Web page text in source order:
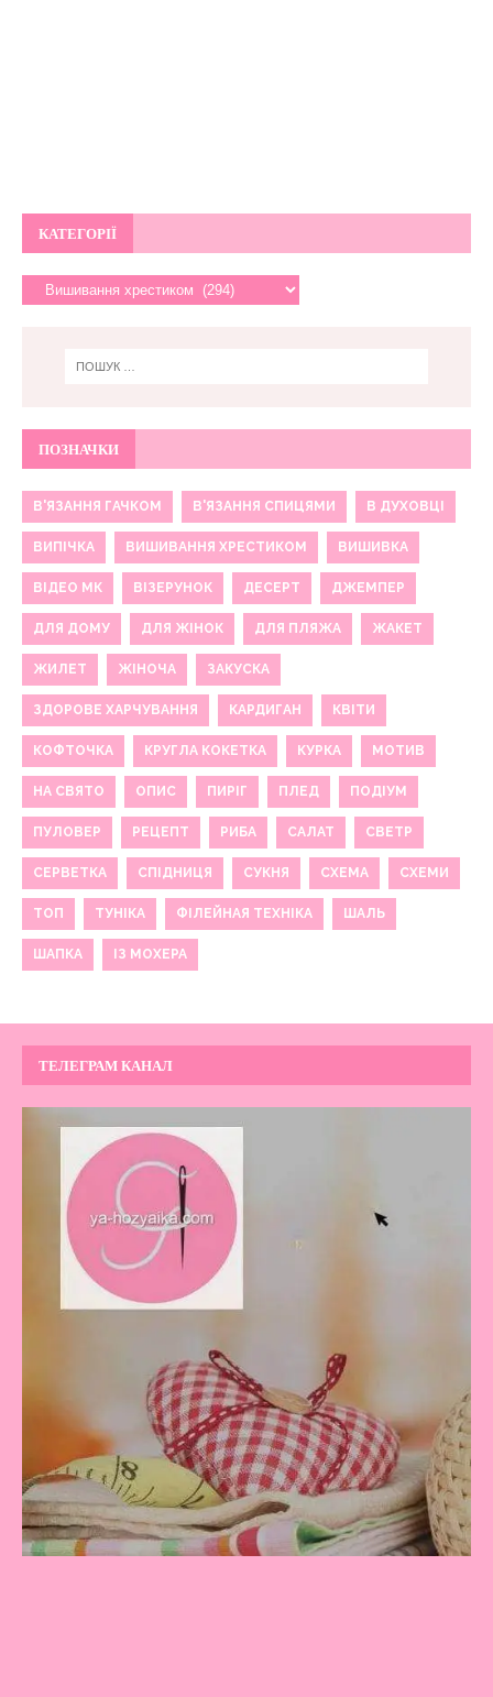
КАТЕГОРІЇ
ПОЗНАЧКИ
В'ЯЗАННЯ ГАЧКОМ В'ЯЗАННЯ СПИЦЯМИ В ДУХОВЦІ
ВИПІЧКА ВИШИВАННЯ ХРЕСТИКОМ ВИШИВКА
ВІДЕО МК ВІЗЕРУНОК ДЕСЕРТ ДЖЕМПЕР
ДЛЯ ДОМУ ДЛЯ ЖІНОК ДЛЯ ПЛЯЖА ЖАКЕТ
ЖИЛЕТ ЖІНОЧА ЗАКУСКА
ЗДОРОВЕ ХАРЧУВАННЯ КАРДИГАН КВІТИ
КОФТОЧКА КРУГЛА КОКЕТКА КУРКА МОТИВ
НА СВЯТО ОПИС ПИРІГ ПЛЕД ПОДІУМ
ПУЛОВЕР РЕЦЕПТ РИБА САЛАТ СВЕТР
СЕРВЕТКА СПІДНИЦЯ СУКНЯ СХЕМА СХЕМИ
ТОП ТУНІКА ФІЛЕЙНАЯ ТЕХНІКА ШАЛЬ
ШАПКА ІЗ МОХЕРА
ТЕЛЕГРАМ КАНАЛ